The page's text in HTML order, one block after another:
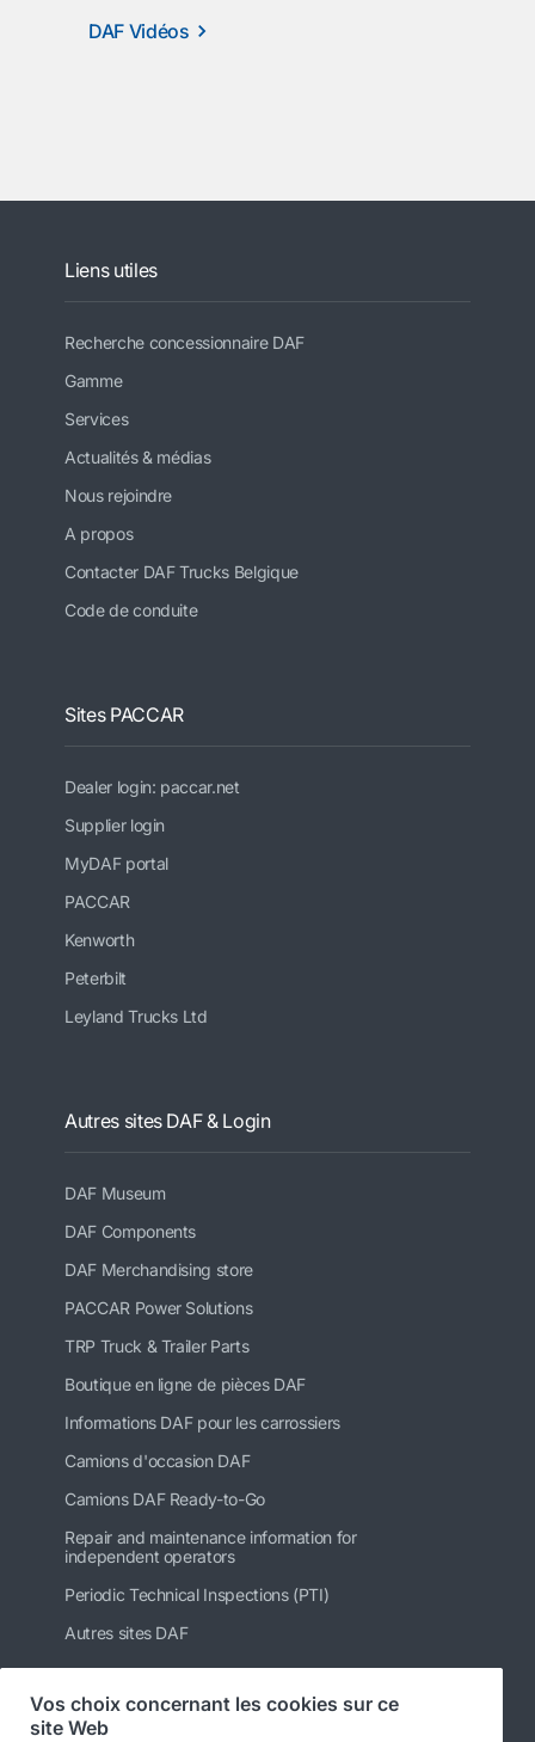
DAF Vidéos
Liens utiles
Recherche concessionnaire DAF
Gamme
Services
Actualités & médias
Nous rejoindre
A propos
Contacter DAF Trucks Belgique
Code de conduite
Sites PACCAR
Dealer login: paccar.net
Supplier login
MyDAF portal
PACCAR
Kenworth
Peterbilt
Leyland Trucks Ltd
Autres sites DAF & Login
DAF Museum
DAF Components
DAF Merchandising store
PACCAR Power Solutions
TRP Truck & Trailer Parts
Boutique en ligne de pièces DAF
Informations DAF pour les carrossiers
Camions d'occasion DAF
Camions DAF Ready-to-Go
Repair and maintenance information for
independent operators
Periodic Technical Inspections (PTI)
Autres sites DAF
Vos choix concernant les cookies sur ce
site Web